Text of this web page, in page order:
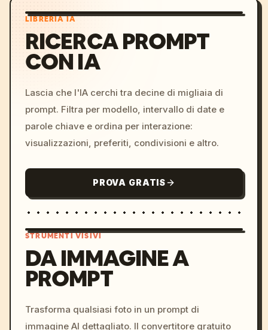
LIBRERIA IA
RICERCA PROMPT
CON IA
Lascia che l'IA cerchi tra decine di migliaia di
prompt. Filtra per modello, intervallo di date e
parole chiave e ordina per interazione:
visualizzazioni, preferiti, condivisioni e altro.
PROVA GRATIS
colors, 8k --v 6.0
STRUMENTI VISIVI
DA IMMAGINE A
PROMPT
Trasforma qualsiasi foto in un prompt di
immagine AI dettagliato. Il convertitore gratuito